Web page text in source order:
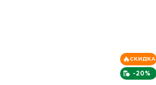
-20%
СКИДКА